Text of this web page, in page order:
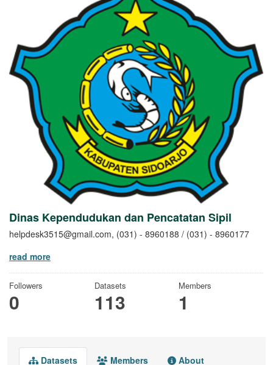
Dinas Kependudukan dan Pencatatan Sipil
helpdesk3515@gmail.com, (031) - 8960188 / (031) - 8960177
read more
Followers
0
Datasets
113
Members
1
Datasets Members About